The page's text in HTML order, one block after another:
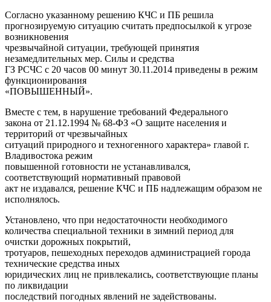
Согласно указанному решению КЧС и ПБ решила
прогнозируемую ситуацию считать предпосылкой к угрозе
возникновения
чрезвычайной ситуации, требующей принятия
незамедлительных мер. Силы и средства
ГЗ РСЧС с 20 часов 00 минут 30.11.2014 приведены в режим
функционирования
«ПОВЫШЕННЫЙ».
Вместе с тем, в нарушение требований Федерального
закона от 21.12.1994 № 68-ФЗ «О защите населения и
территорий от чрезвычайных
ситуаций природного и техногенного характера» главой г.
Владивостока режим
повышенной готовности не устанавливался,
соответствующий нормативный правовой
акт не издавался, решение КЧС и ПБ надлежащим образом не
исполнялось.
Установлено, что при недостаточности необходимого
количества специальной техники в зимний период для
очистки дорожных покрытий,
тротуаров, пешеходных переходов администрацией города
технические средства иных
юридических лиц не привлекались, соответствующие планы
по ликвидации
последствий погодных явлений не задействованы.